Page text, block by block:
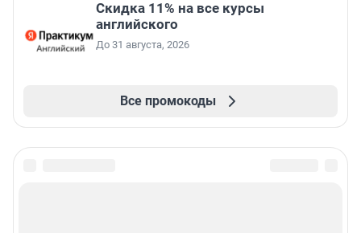
Скидка 11% на все курсы
английского
До 31 августа, 2026
Все промокоды